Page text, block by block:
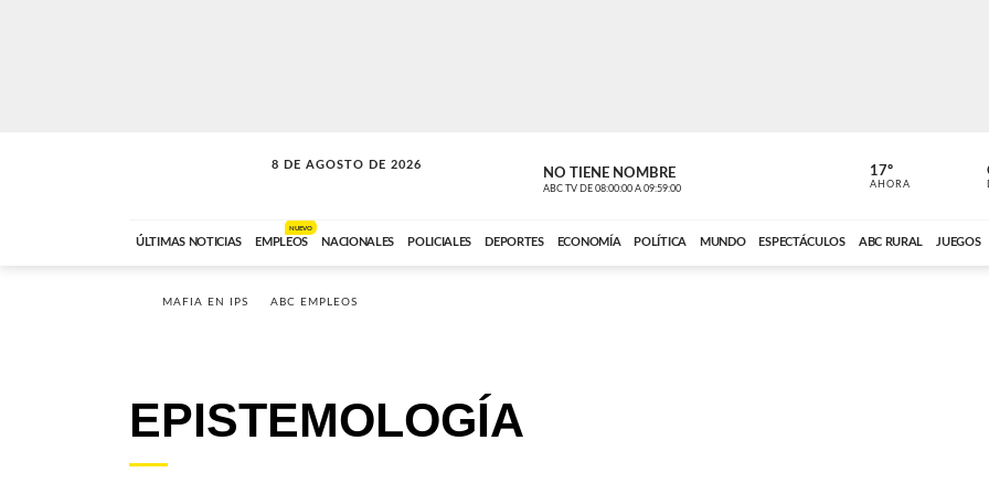
8 DE AGOSTO DE 2026
CONEXIÓN ROMANCE NO TIENE NOMBRE
ABC TV DE 08:00:00 A 09:59:00
NO TIENE
ABC CARDINAL
17º
AHORA
ÚLTIMAS NOTICIAS EMPLEOS
NUEVO
NACIONALES POLICIALES DEPORTES ECONOMÍA POLÍTICA MUNDO ESPECTÁCULOS ABC RURAL JUEGOS
MAFIA EN IPS ABC EMPLEOS
EPISTEMOLOGÍA